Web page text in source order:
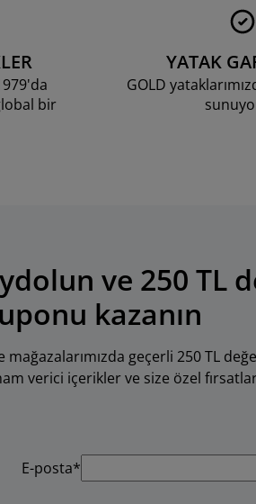
bir
YATAK
GOLD
ve 250 TL
kazanın
geçerli 250 TL
verici içerikler ve size özel
E-posta*